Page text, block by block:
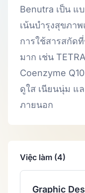
Benutra เป็น
เน้นบำรุงสุขภา
การใช้สารสกัด
มาก เช่น
Coenzyme
ดูใส เนียนนุ่ม แ
ภายนอก
Việc làm (4)
Graphic